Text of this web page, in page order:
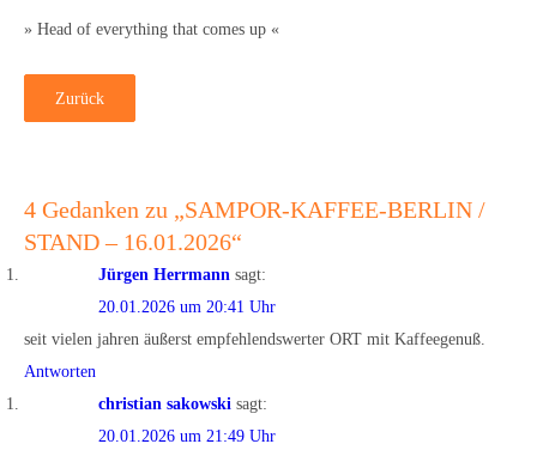
» Head of everything that comes up «
Zurück
4 Gedanken zu „SAMPOR-KAFFEE-BERLIN /
STAND – 16.01.2026“
Jürgen Herrmann sagt:
20.01.2026 um 20:41 Uhr
seit vielen jahren äußerst empfehlendswerter ORT mit Kaffeegenuß.
Antworten
christian sakowski sagt:
20.01.2026 um 21:49 Uhr